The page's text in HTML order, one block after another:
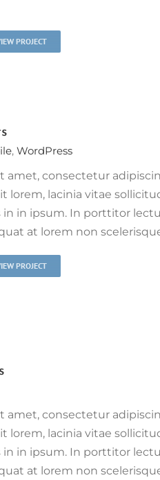
PROJECT
, WordPress
amet, consectetur
lorem, lacinia vitae
in ipsum. In porttitor
at lorem non
PROJECT
amet, consectetur
lorem, lacinia vitae
in ipsum. In porttitor
at lorem non